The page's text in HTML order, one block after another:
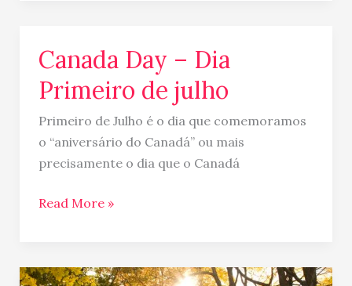
Canada Day – Dia
Primeiro de julho
Primeiro de Julho é o dia que comemoramos
o “aniversário do Canadá” ou mais
precisamente o dia que o Canadá
Canada
–
Dia
Primeiro
de
Read More »
Carta